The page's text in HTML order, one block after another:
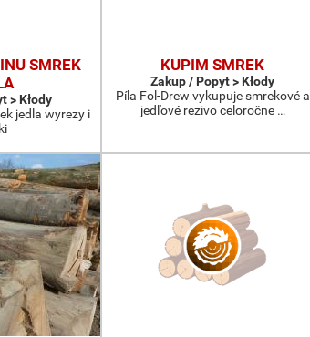
SMREK
> Kłody
jedla wyrezy i
KUPIM SMREK
Zakup / Popyt > Kłody
Píla Fol-Drew vykupuje smrekové a
jedľové rezivo celoročne …